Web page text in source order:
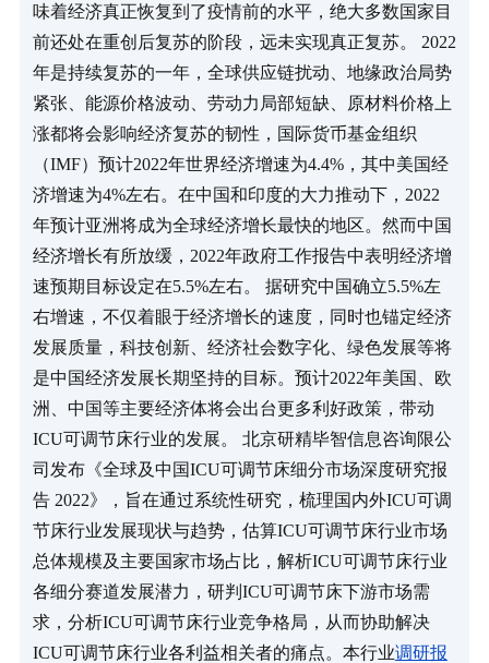
味着经济真正恢复到了疫情前的水平，绝大多数国家目
前还处在重创后复苏的阶段，远未实现真正复苏。 2022
年是持续复苏的一年，全球供应链扰动、地缘政治局势
紧张、能源价格波动、劳动力局部短缺、原材料价格上
涨都将会影响经济复苏的韧性，国际货币基金组织
（IMF）预计2022年世界经济增速为4.4%，其中美国经
济增速为4%左右。在中国和印度的大力推动下，2022
年预计亚洲将成为全球经济增长最快的地区。然而中国
经济增长有所放缓，2022年政府工作报告中表明经济增
速预期目标设定在5.5%左右。 据研究中国确立5.5%左
右增速，不仅着眼于经济增长的速度，同时也锚定经济
发展质量，科技创新、经济社会数字化、绿色发展等将
是中国经济发展长期坚持的目标。预计2022年美国、欧
洲、中国等主要经济体将会出台更多利好政策，带动
ICU可调节床行业的发展。 北京研精毕智信息咨询限公
司发布《全球及中国ICU可调节床细分市场深度研究报
告 2022》，旨在通过系统性研究，梳理国内外ICU可调
节床行业发展现状与趋势，估算ICU可调节床行业市场
总体规模及主要国家市场占比，解析ICU可调节床行业
各细分赛道发展潜力，研判ICU可调节床下游市场需
求，分析ICU可调节床行业竞争格局，从而协助解决
ICU可调节床行业各利益相关者的痛点。本行业调研报